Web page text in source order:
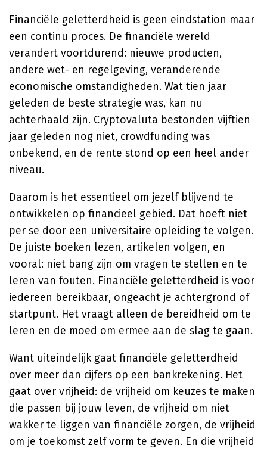
Financiële geletterdheid is geen eindstation maar
een continu proces. De financiële wereld
verandert voortdurend: nieuwe producten,
andere wet- en regelgeving, veranderende
economische omstandigheden. Wat tien jaar
geleden de beste strategie was, kan nu
achterhaald zijn. Cryptovaluta bestonden vijftien
jaar geleden nog niet, crowdfunding was
onbekend, en de rente stond op een heel ander
niveau.
Daarom is het essentieel om jezelf blijvend te
ontwikkelen op financieel gebied. Dat hoeft niet
per se door een universitaire opleiding te volgen.
De juiste boeken lezen, artikelen volgen, en
vooral: niet bang zijn om vragen te stellen en te
leren van fouten. Financiële geletterdheid is voor
iedereen bereikbaar, ongeacht je achtergrond of
startpunt. Het vraagt alleen de bereidheid om te
leren en de moed om ermee aan de slag te gaan.
Want uiteindelijk gaat financiële geletterdheid
over meer dan cijfers op een bankrekening. Het
gaat over vrijheid: de vrijheid om keuzes te maken
die passen bij jouw leven, de vrijheid om niet
wakker te liggen van financiële zorgen, de vrijheid
om je toekomst zelf vorm te geven. En die vrijheid